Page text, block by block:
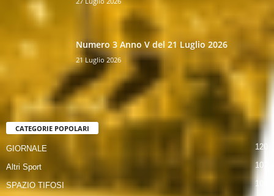
Numero 3 Anno V del 21 Luglio 2026
21 Luglio 2026
CATEGORIE POPOLARI
GIORNALE 120
Altri Sport 107
SPAZIO TIFOSI 104